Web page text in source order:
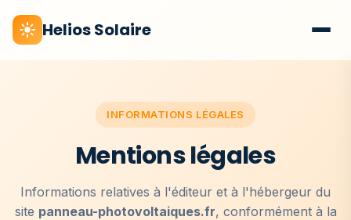
Helios Solaire
INFORMATIONS LÉGALES
Mentions légales
Informations relatives à l'éditeur et à l'hébergeur du
site panneau-photovoltaiques.fr, conformément à la